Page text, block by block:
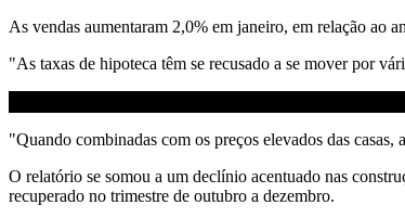
As vendas aumentaram 2,0% em janeiro, em relação ao
"As taxas de hipoteca têm se recusado a se mover por
"Quando combinadas com os preços elevados das
O relatório se somou a um declínio acentuado nas
recuperado no trimestre de outubro a dezembro.